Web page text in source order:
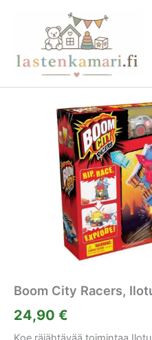
Boom City Racers,
24,90 €